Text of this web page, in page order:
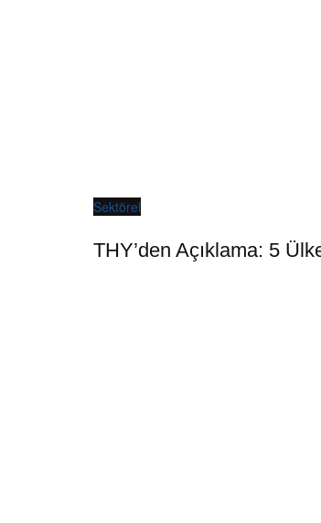
Sektörel
THY’den Açıklama: 5